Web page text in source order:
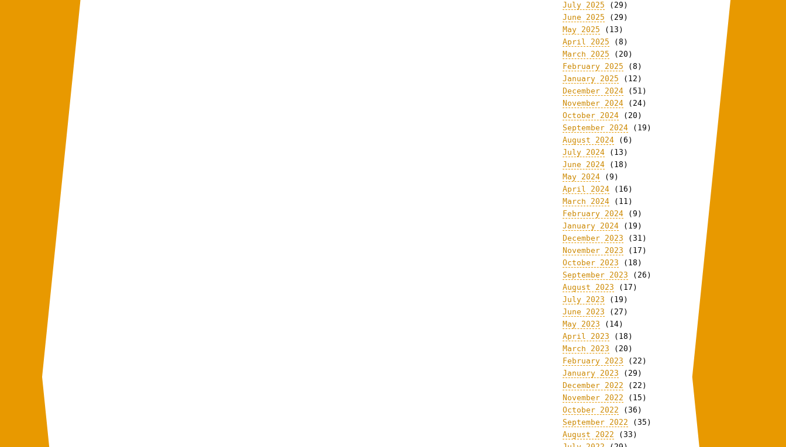
July 2025 (29)
June 2025 (29)
May 2025 (13)
April 2025 (8)
March 2025 (20)
February 2025 (8)
January 2025 (12)
December 2024 (51)
November 2024 (24)
October 2024 (20)
September 2024 (19)
August 2024 (6)
July 2024 (13)
June 2024 (18)
May 2024 (9)
April 2024 (16)
March 2024 (11)
February 2024 (9)
January 2024 (19)
December 2023 (31)
November 2023 (17)
October 2023 (18)
September 2023 (26)
August 2023 (17)
July 2023 (19)
June 2023 (27)
May 2023 (14)
April 2023 (18)
March 2023 (20)
February 2023 (22)
January 2023 (29)
December 2022 (22)
November 2022 (15)
October 2022 (36)
September 2022 (35)
August 2022 (33)